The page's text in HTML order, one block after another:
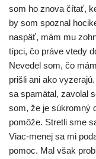
som ho zno­va čítať,
by som spoz­nal
nas­päť, mám mu
típ­ci, čo prá­ve vte­dy
Nevedel som, čo
priš­li ani ako
sa spa­mä­tal, zavo­lal
som, že je súkrom­ný
pomô­že. Stretli sme
Viac-menej sa mi
pomoc. Mal však